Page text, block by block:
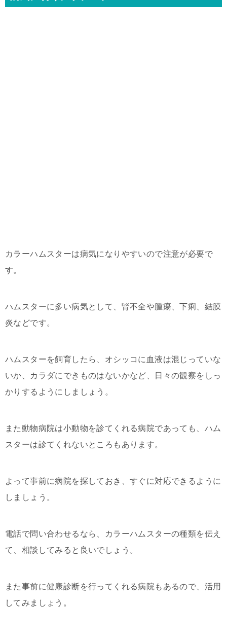
カラーハムスターは病気になりやすいので注意が必要で
す。
ハムスターに多い病気として、腎不全や腫瘍、下痢、結膜
炎などです。
ハムスターを飼育したら、オシッコに血液は混じっていな
いか、カラダにできものはないかなど、日々の観察をしっ
かりするようにしましょう。
また動物病院は小動物を診てくれる病院であっても、ハム
スターは診てくれないところもあります。
よって事前に病院を探しておき、すぐに対応できるように
しましょう。
電話で問い合わせるなら、カラーハムスターの種類を伝え
て、相談してみると良いでしょう。
また事前に健康診断を行ってくれる病院もあるので、活用
してみましょう。